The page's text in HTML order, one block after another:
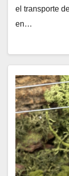
el transporte
en…